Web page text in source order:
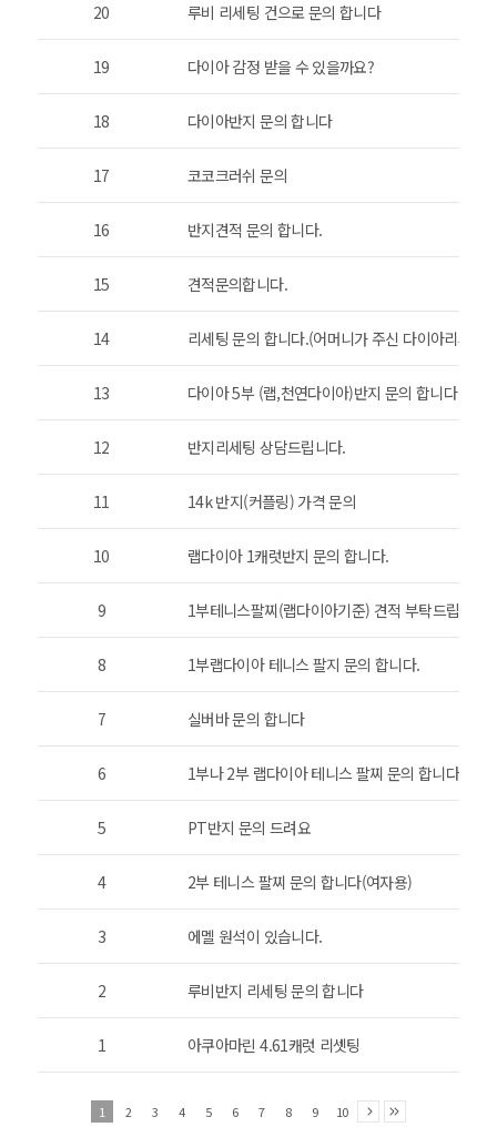
20 루비 리세팅 건으로 문의 합니다
19 다이아 감정 받을 수 있을까요?
18 다이아반지 문의 합니다
17 코코크러쉬 문의
16 반지견적 문의 합니다.
15 견적문의합니다.
14 리세팅 문의 합니다.(어머니가 주신 다이아리세팅
13 다이아 5부 (랩,천연다이아)반지 문의 합니다
12 반지리세팅 상담드립니다.
11 14k 반지(커플링) 가격 문의
10 랩다이아 1캐럿반지 문의 합니다.
9 1부테니스팔찌(랩다이아기준) 견적 부탁드립니다.
8 1부랩다이아 테니스 팔지 문의 합니다.
7 실버바 문의 합니다
6 1부나 2부 랩다이아 테니스 팔찌 문의 합니다.
5 PT반지 문의 드려요
4 2부 테니스 팔찌 문의 합니다(여자용)
3 에멜 원석이 있습니다.
2 루비반지 리세팅 문의 합니다
1 아쿠아마린 4.61캐럿 리셋팅
1 2 3 4 5 6 7 8 9 10